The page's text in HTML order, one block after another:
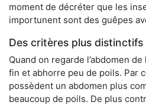
moment de décréter que les
importunent sont des guêpes
Des critères plus distinctifs
Quand on regarde l’abdomen
fin et abhorre peu de poils. Par
possèdent un abdomen plus
beaucoup de poils. De plus